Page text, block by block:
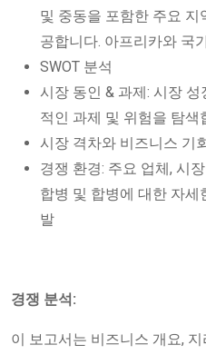
및 중동을 포함한 주요 지
공합니다. 아프리카와 국
SWOT 분석
시장 동인 & 과제: 시장
적인 과제 및 위험을 탐색
시장 격차와 비즈니스 기
경쟁 환경: 주요 업체, 시
합병 및 합병에 대한 자세
발
경쟁 분석:
이 보고서는 비즈니스 개요,